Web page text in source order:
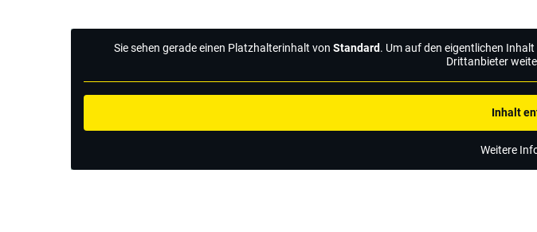
Sie sehen gerade einen Platzhalterinhalt von Standard. Um auf den eigentlichen
Drittanbieter
Inhalt
Weitere